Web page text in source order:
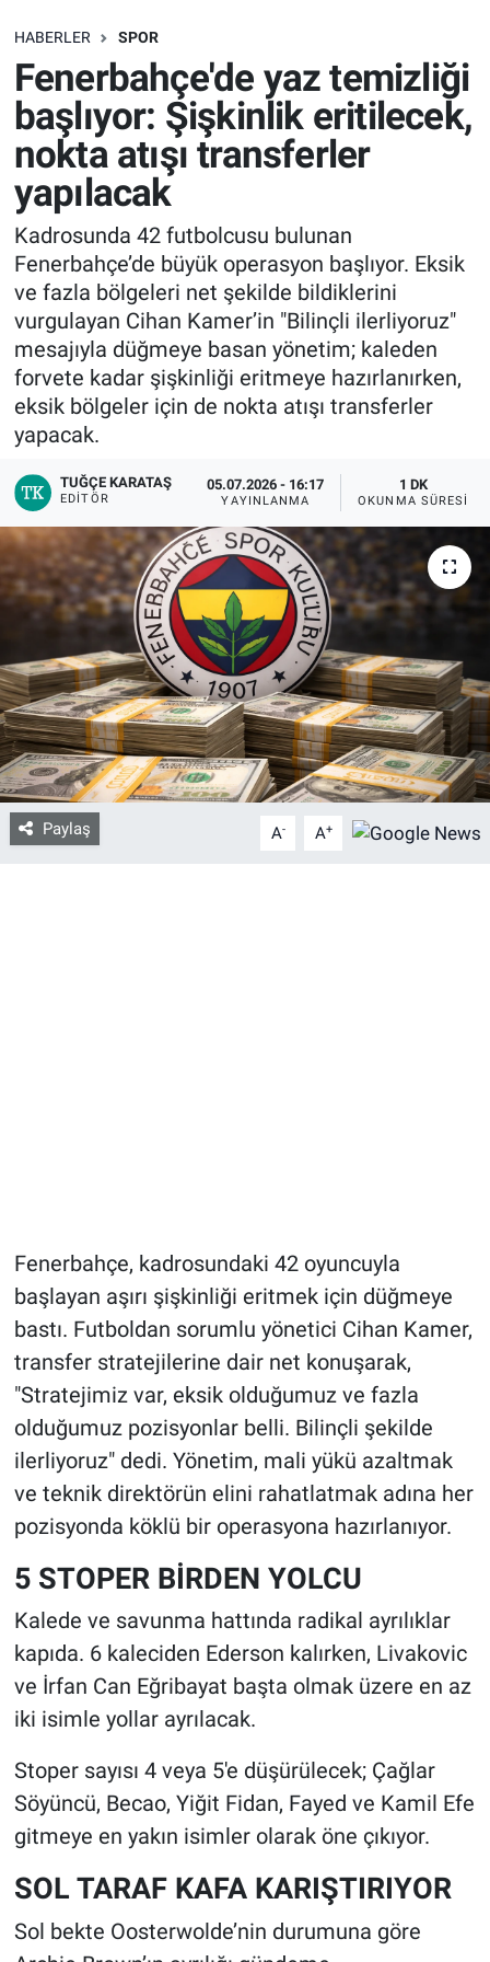
HABERLER SPOR
Fenerbahçe'de yaz temizliği
başlıyor: Şişkinlik eritilecek,
nokta atışı transferler
yapılacak
Kadrosunda 42 futbolcusu bulunan
Fenerbahçe’de büyük operasyon başlıyor. Eksik
ve fazla bölgeleri net şekilde bildiklerini
vurgulayan Cihan Kamer’in "Bilinçli ilerliyoruz"
mesajıyla düğmeye basan yönetim; kaleden
forvete kadar şişkinliği eritmeye hazırlanırken,
eksik bölgeler için de nokta atışı transferler
yapacak.
TUĞÇE KARATAŞ
EDITÖR
05.07.2026 - 16:17
YAYINLANMA
1 DK
OKUNMA SÜRESI
Paylaş A- A+
Fenerbahçe, kadrosundaki 42 oyuncuyla
başlayan aşırı şişkinliği eritmek için düğmeye
bastı. Futboldan sorumlu yönetici Cihan Kamer,
transfer stratejilerine dair net konuşarak,
"Stratejimiz var, eksik olduğumuz ve fazla
olduğumuz pozisyonlar belli. Bilinçli şekilde
ilerliyoruz" dedi. Yönetim, mali yükü azaltmak
ve teknik direktörün elini rahatlatmak adına her
pozisyonda köklü bir operasyona hazırlanıyor.
5 STOPER BİRDEN YOLCU
Kalede ve savunma hattında radikal ayrılıklar
kapıda. 6 kaleciden Ederson kalırken, Livakovic
ve İrfan Can Eğribayat başta olmak üzere en az
iki isimle yollar ayrılacak.
Stoper sayısı 4 veya 5'e düşürülecek; Çağlar
Söyüncü, Becao, Yiğit Fidan, Fayed ve Kamil Efe
gitmeye en yakın isimler olarak öne çıkıyor.
SOL TARAF KAFA KARIŞTIRIYOR
Sol bekte Oosterwolde’nin durumuna göre
SAĞLIK
EKONOMİ
EĞİTİM
ÖZEL HABER
Keşfet
ASTROLOJİ
MANŞET
RESMİ İLANLAR
İLAN
Bize ulaşın
İletişim/Künye
Yaşam
Gözden Kaçmasın
İletişim (Künye)